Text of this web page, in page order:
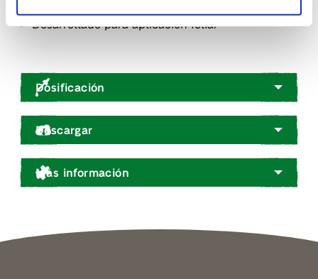
Desarrollado para aplicación foliar
Dosificación
Descargar
Más información